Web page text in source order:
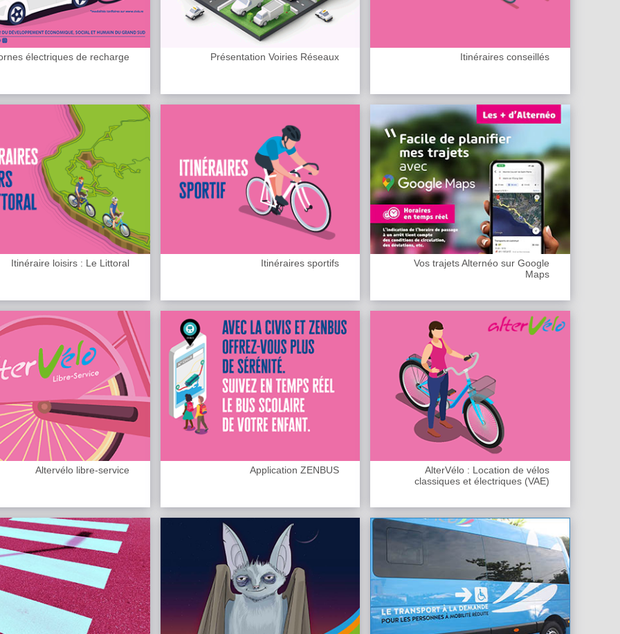
électriques de recharge Présentation Voiries Réseaux Itinéraires conseillés
Itinéraire loisirs : Le Littoral Itinéraires sportifs
Vos trajets Alternéo sur Google
Maps
Altervélo libre-service Application ZENBUS
AlterVélo : Location de vélos
classiques et électriques (VAE)